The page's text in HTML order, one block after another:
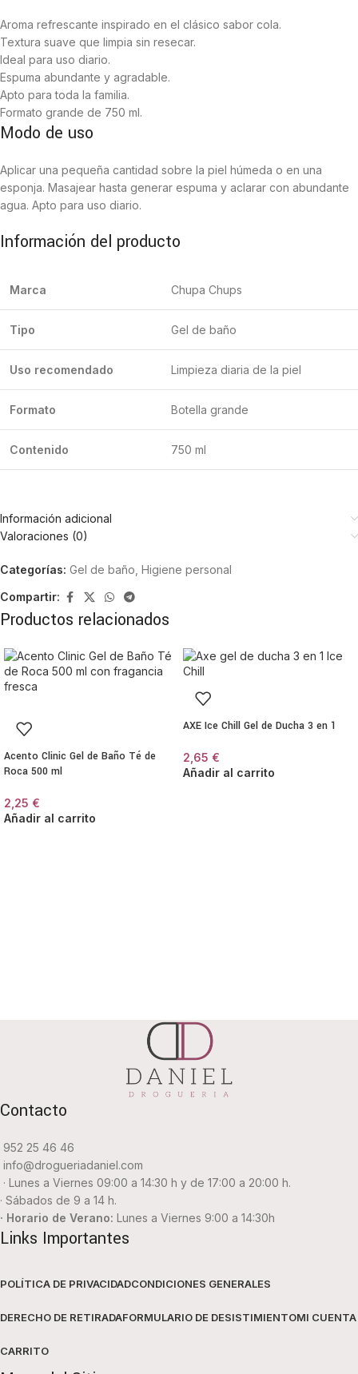
Aroma refrescante inspirado en el clásico sabor cola.
Textura suave que limpia sin resecar.
Ideal para uso diario.
Espuma abundante y agradable.
Apto para toda la familia.
Formato grande de 750 ml.
Modo de uso
Aplicar una pequeña cantidad sobre la piel húmeda o en una
esponja. Masajear hasta generar espuma y aclarar con abundante
agua. Apto para uso diario.
Información del producto
Marca Chupa Chups
Tipo Gel de baño
Uso recomendado Limpieza diaria de la piel
Formato Botella grande
Contenido 750 ml
Información adicional
Valoraciones (0)
Categorías: Gel de baño Higiene personal
Compartir:
Productos relacionados
Acento Clinic Gel de Baño Té de
Roca 500 ml
2,25 €
Añadir al carrito
AXE Ice Chill Gel de Ducha 3 en 1
2,65 €
Añadir al carrito
Contacto
952 25 46 46
info@drogueriadaniel.com
· Lunes a Viernes 09:00 a 14:30 h y de 17:00 a 20:00 h.
· Sábados de 9 a 14 h.
· Horario de Verano: Lunes a Viernes 9:00 a 14:30h
Links Importantes
POLÍTICA DE PRIVACIDADCONDICIONES GENERALES
DERECHO DE RETIRADAFORMULARIO DE DESISTIMIENTOMI CUENTA
CARRITO